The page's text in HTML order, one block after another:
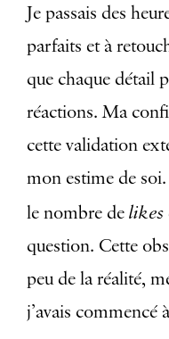
Je passais des
parfaits et à
que chaque détail
réactions. Ma
cette validation
mon estime de
le nombre de likes
question. Cette
peu de la réalité,
j’avais commencé